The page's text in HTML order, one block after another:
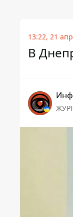
13:22, 21
В